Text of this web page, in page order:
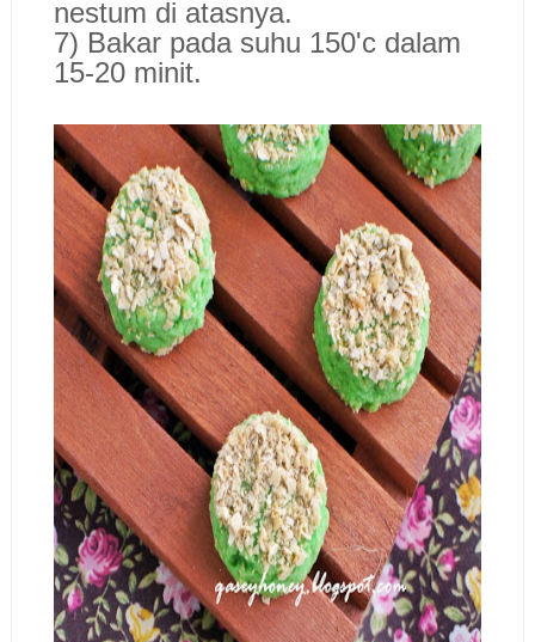
nestum di atasnya.
7) Bakar pada suhu 150'c dalam
15-20 minit.